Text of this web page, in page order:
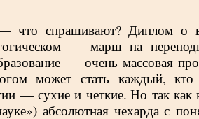
что спрашивают? Диплом о
— марш на
— очень массовая
может стать каждый, кто
— сухие и четкие. Но так как
абсолютная чехарда с